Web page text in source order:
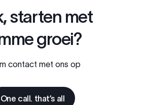
starten met
groei?
contact met ons op
One call. that’s all